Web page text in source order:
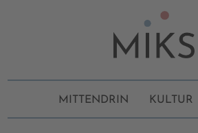
MITTENDRIN KULTUR